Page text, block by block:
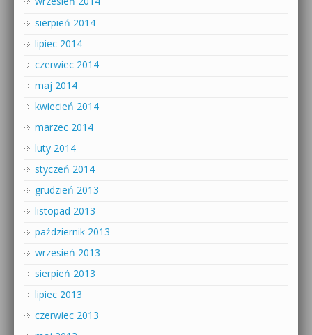
sierpień 2014
lipiec 2014
czerwiec 2014
maj 2014
kwiecień 2014
marzec 2014
luty 2014
styczeń 2014
grudzień 2013
listopad 2013
październik 2013
wrzesień 2013
sierpień 2013
lipiec 2013
czerwiec 2013